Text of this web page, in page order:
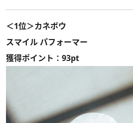
＜1位＞カネボウ
スマイル パフォーマー
獲得ポイント：93pt